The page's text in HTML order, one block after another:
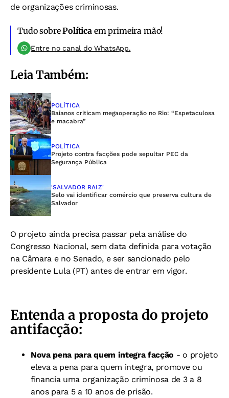
de organizações criminosas.
Tudo sobrePolítica em primeira mão!
Entre no canal do WhatsApp.
Leia Também:
POLÍTICA
Baianos criticam megaoperação no Rio: “Espetaculosa
e macabra”
POLÍTICA
Projeto contra facções pode sepultar PEC da
Segurança Pública
'SALVADOR RAIZ'
Selo vai identificar comércio que preserva cultura de
Salvador
O projeto ainda precisa passar pela análise do
Congresso Nacional, sem data definida para votação
na Câmara e no Senado, e ser sancionado pelo
presidente Lula (PT) antes de entrar em vigor.
Entenda a proposta do projeto
antifacção:
Nova pena para quem integra facção - o projeto
eleva a pena para quem integra, promove ou
financia uma organização criminosa de 3 a 8
anos para 5 a 10 anos de prisão.